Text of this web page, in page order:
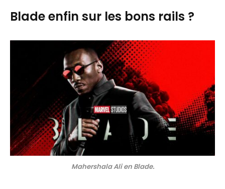
Blade enfin sur les bons rails ?
Mahershala Ali en Blade.